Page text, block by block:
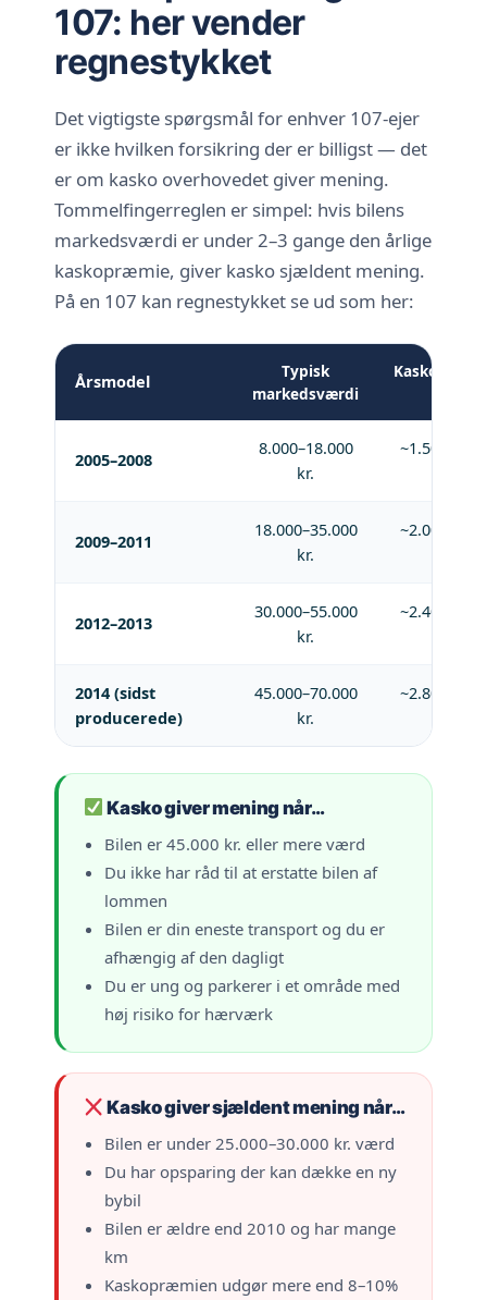
107: her vender
regnestykket
Det vigtigste spørgsmål for enhver 107-ejer
er ikke hvilken forsikring der er billigst — det
er om kasko overhovedet giver mening.
Tommelfingerreglen er simpel: hvis bilens
markedsværdi er under 2–3 gange den årlige
kaskopræmie, giver kasko sjældent mening.
På en 107 kan regnestykket se ud som her:
Årsmodel
Typisk
markedsværdi
2005–2008
8.000–18.000
kr.
2009–2011
18.000–35.000
kr.
2012–2013
30.000–55.000
kr.
2014 (sidst
producerede)
45.000–70.000
kr.
Kasko giver mening når…
Bilen er 45.000 kr. eller mere værd
Du ikke har råd til at erstatte bilen af
lommen
Bilen er din eneste transport og du er
afhængig af den dagligt
Du er ung og parkerer i et område med
høj risiko for hærværk
Kasko giver sjældent mening når…
Bilen er under 25.000–30.000 kr. værd
Du har opsparing der kan dække en ny
bybil
Bilen er ældre end 2010 og har mange
km
Kaskopræmien udgør mere end 8–10%